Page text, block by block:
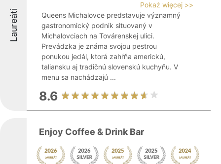
Laureáti
Pokaż więcej >>
Queens Michalovce predstavuje významný
gastronomický podnik situovaný v
Michalovciach na Továrenskej ulici.
Prevádzka je známa svojou pestrou
ponukou jedál, ktorá zahŕňa americkú,
taliansku aj tradičnú slovenskú kuchyňu. V
menu sa nachádzajú ...
8.6
Enjoy Coffee & Drink Bar